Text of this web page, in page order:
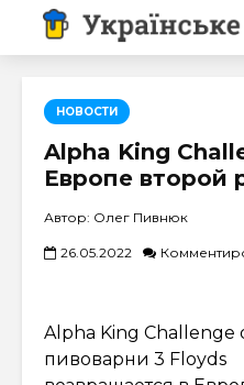
НОВОСТИ
Alpha King
Европе второй
Автор: Олег Пивнюк
26.05.2022
Alpha King Challenge
пивоварни 3 Floyds